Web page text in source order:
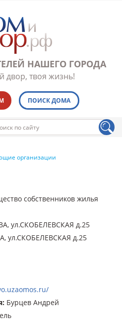
НАШЕГО ГОРОДА
двор, твоя жизнь!
ПОИСК ДОМА
организации
собственников жилья
ул.СКОБЕЛЕВСКАЯ д.25
ул.СКОБЕЛЕВСКАЯ д.25
: Бурцев Андрей